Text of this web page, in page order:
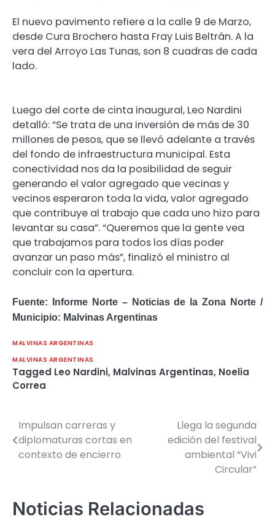
El nuevo pavimento refiere a la calle 9 de Marzo,
desde Cura Brochero hasta Fray Luis Beltrán. A la
vera del Arroyo Las Tunas, son 8 cuadras de cada
lado.
Luego del corte de cinta inaugural, Leo Nardini
detalló: “Se trata de una inversión de más de 30
millones de pesos, que se llevó adelante a través
del fondo de infraestructura municipal. Esta
conectividad nos da la posibilidad de seguir
generando el valor agregado que vecinas y
vecinos esperaron toda la vida, valor agregado
que contribuye al trabajo que cada uno hizo para
levantar su casa”. “Queremos que la gente vea
que trabajamos para todos los días poder
avanzar un paso más”, finalizó el ministro al
concluir con la apertura.
Fuente: Informe Norte – Noticias de la Zona Norte /
Municipio: Malvinas Argentinas
MALVINAS ARGENTINAS
MALVINAS ARGENTINAS
Tagged Leo Nardini, Malvinas Argentinas, Noelia
Correa
Navegación
de
Impulsan carreras y
diplomaturas cortas en
contexto de encierro
Llega la segunda
edición del festival
ambiental “Vivi
Circular”
Noticias Relacionadas